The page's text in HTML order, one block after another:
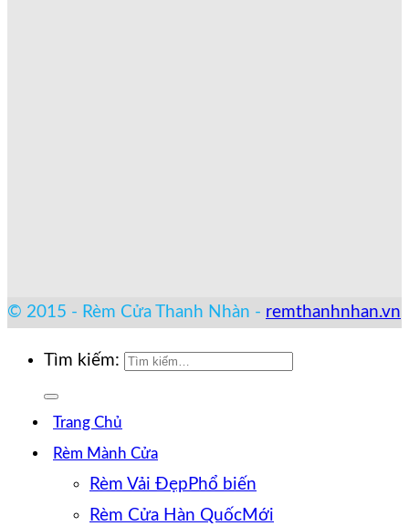
© 2015 - Rèm Cửa Thanh Nhàn - remthanhnhan.vn
Tìm kiếm:
Trang Chủ
Rèm Mành Cửa
Rèm Vải Đẹp
Rèm Cửa Hàn Quốc